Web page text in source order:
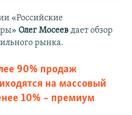
«Российские
Олег Мосеев дает обзор
рынка.
90% продаж
на массовый
10% – премиум